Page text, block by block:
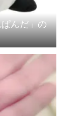
んだ」の